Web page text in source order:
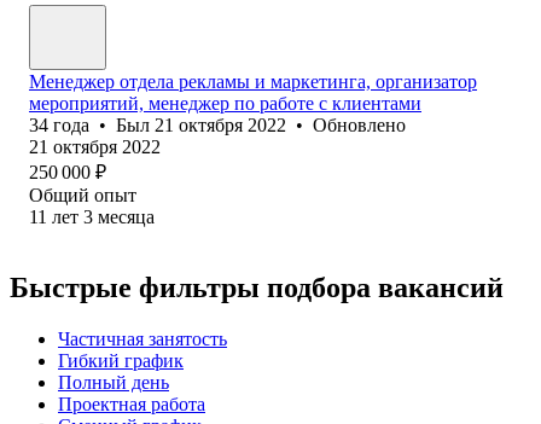
Менеджер отдела рекламы и маркетинга, организатор
мероприятий, менеджер по работе с клиентами
34 года • Был 21 октября 2022 • Обновлено
21 октября 2022
250 000 ₽
Общий опыт
11 лет 3 месяца
Быстрые фильтры подбора вакансий
Частичная занятость
Гибкий график
Полный день
Проектная работа